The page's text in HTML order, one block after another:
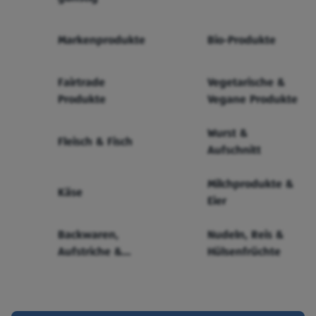
Markenprodukte Bio-Produkte
Fairtrade
Produkte
Vegetarische &
Vegane Produkte
Fleisch & Fisch
Wurst &
Aufschnitt
Käse
Milchprodukte &
Eier
Backwaren,
Aufstriche &
Nudeln, Reis &
Hülsenfrüchte